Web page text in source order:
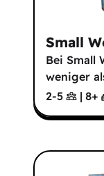
Small
Bei Small
weniger
2-5
| 8+